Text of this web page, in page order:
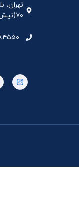
تهران،
۷۰(نیش شیرینی فروشی نیشکر)، واحد ۳۳ ، طبقه ۵